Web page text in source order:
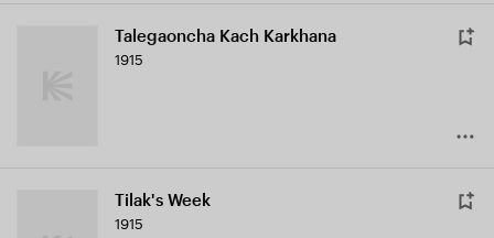
Talegaoncha Kach Karkhana
1915
Tilak's Week
1915